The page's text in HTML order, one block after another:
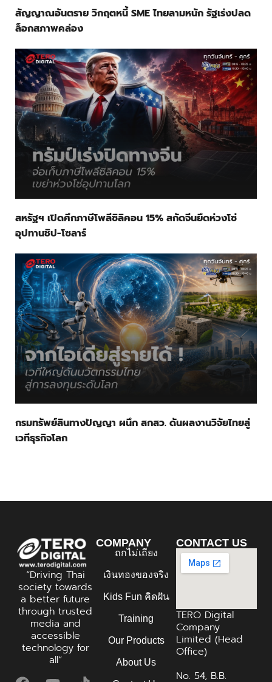
สัญญาณอันตราย วิกฤตหนี้ SME ไทยลามหนัก รัฐเร่งปลด
ล็อกสภาพคล่อง
สหรัฐฯ เปิดศึกภาษีโพลีซิลิคอน 15% สกัดจีนยึดห่วงโซ่
อุปทานชิป-โซลาร์
กรมทรัพย์สินทางปัญญา ผนึก สกสว. ดันผลงานวิจัยไทยสู่
เวทีธุรกิจโลก
“Driving Thai
society towards
a better future
through trusted
media and
accessible
technology for
all”
COMPANY
ถกไม่เถียง
เงินทองของจริง
Kids Fun คิดฝัน
Training
Our Products
About Us
CONTACT US
TERO Digital
Company
Limited (Head
Office)
No. 54, B.B.